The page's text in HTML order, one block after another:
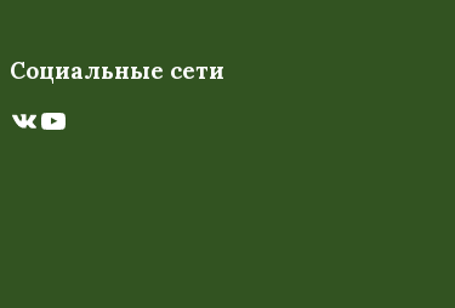
Социальные сети
ВКонтакте
YouTube